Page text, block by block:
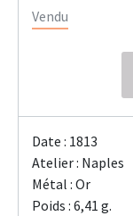
Vendu
Date : 1813
Atelier : Naples
Métal : Or
Poids : 6,41 g.